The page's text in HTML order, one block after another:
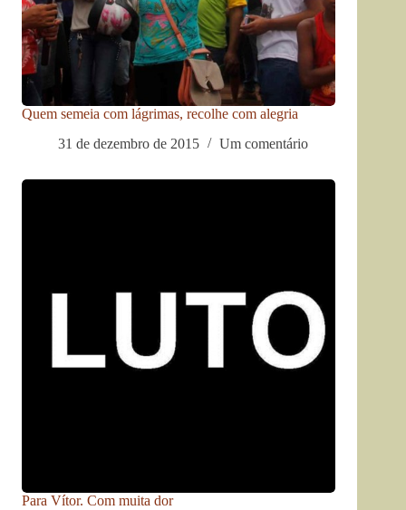
Quem semeia com lágrimas, recolhe com alegria
31 de dezembro de 2015
Um comentário
Para Vítor. Com muita dor